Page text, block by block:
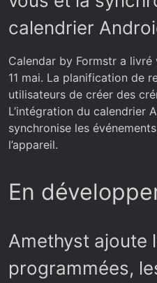
calendrier
Calendar by Formstr a livré
11 mai. La planification de
utilisateurs de créer des
L’intégration du calendrier
synchronise les
l’appareil.
En
Amethyst ajoute
programmées,